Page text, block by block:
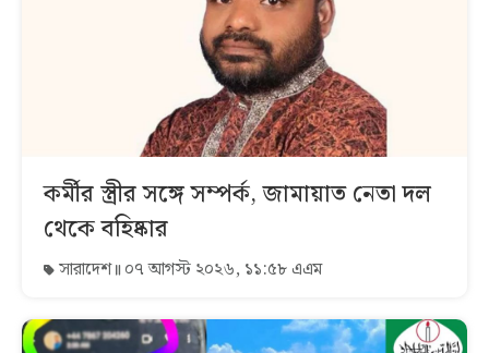
কর্মীর স্ত্রীর সঙ্গে সম্পর্ক, জামায়াত নেতা দল
থেকে বহিষ্কার
সারাদেশ ০৭ আগস্ট ২০২৬, ১১:৫৮ এএম